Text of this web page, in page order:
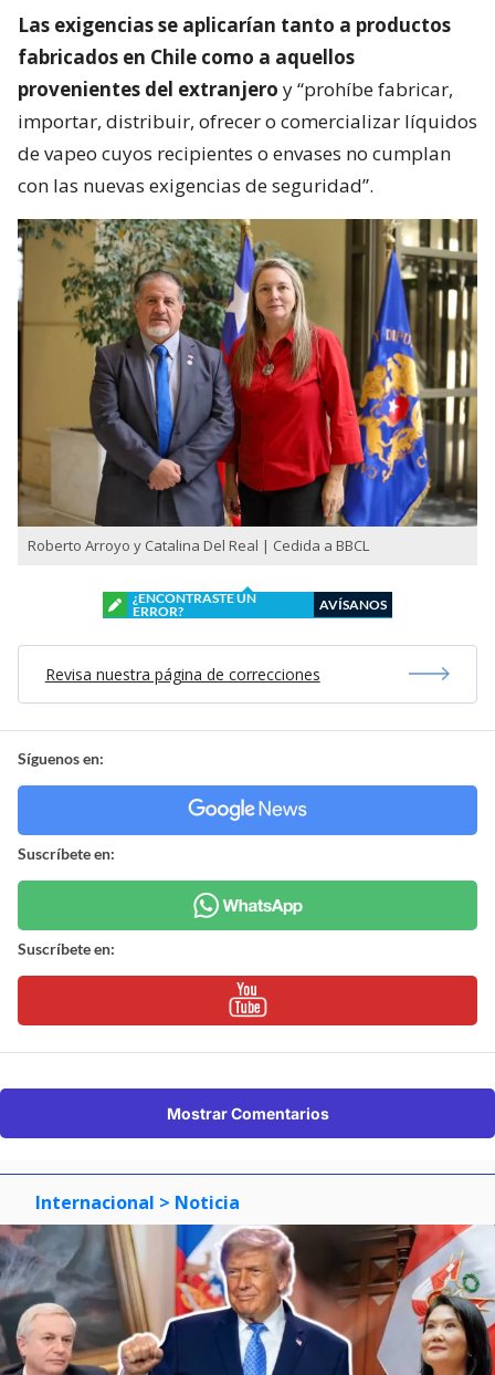
Las exigencias se aplicarían tanto a productos
fabricados en Chile como a aquellos
provenientes del extranjero y “prohíbe fabricar,
importar, distribuir, ofrecer o comercializar líquidos
de vapeo cuyos recipientes o envases no cumplan
con las nuevas exigencias de seguridad”.
Roberto Arroyo y Catalina Del Real | Cedida a BBCL
¿ENCONTRASTE UN
ERROR?
AVÍSANOS
Revisa nuestra página de correcciones
Síguenos en:
Suscríbete en:
Suscríbete en:
Mostrar Comentarios
Internacional > Noticia